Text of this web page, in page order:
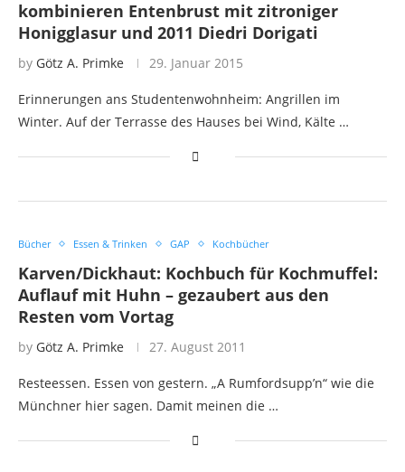
kombinieren Entenbrust mit zitroniger
Honigglasur und 2011 Diedri Dorigati
by Götz A. Primke 29. Januar 2015
Erinnerungen ans Studentenwohnheim: Angrillen im
Winter. Auf der Terrasse des Hauses bei Wind, Kälte …
Bücher Essen & Trinken GAP Kochbücher
Karven/Dickhaut: Kochbuch für Kochmuffel:
Auflauf mit Huhn – gezaubert aus den
Resten vom Vortag
by Götz A. Primke 27. August 2011
Resteessen. Essen von gestern. „A Rumfordsupp’n“ wie die
Münchner hier sagen. Damit meinen die …